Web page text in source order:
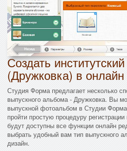
Создать
(Дружковка) в онлайн
Студия Форма предлагает несколько
выпускного альбома - Дружковка. Вы
выпускной фотоальбом в Студии
пройти простую процедуру
будут доступны все функции онлайн
выбрать удобный вам тип выпускного
дизайн.